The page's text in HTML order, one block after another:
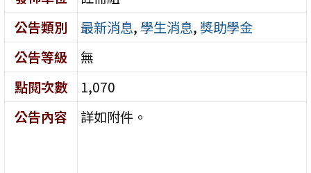
公告類別
最新消息, 學生消息, 獎助學金
公告等級
無
點閱次數
1,070
公告內容
詳如附件。